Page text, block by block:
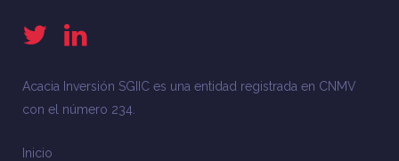
Acacia Inversión SGIIC es una entidad registrada en CNMV
con el número 234.
Inicio